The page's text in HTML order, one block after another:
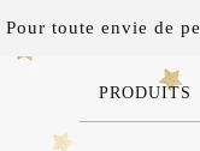
toute envie de
PRODUITS